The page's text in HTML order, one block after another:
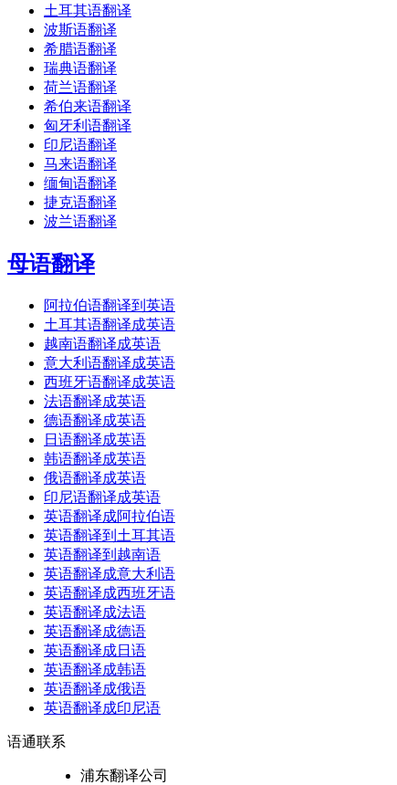
土耳其语翻译
波斯语翻译
希腊语翻译
瑞典语翻译
荷兰语翻译
希伯来语翻译
匈牙利语翻译
印尼语翻译
马来语翻译
缅甸语翻译
捷克语翻译
波兰语翻译
母语翻译
阿拉伯语翻译到英语
土耳其语翻译成英语
越南语翻译成英语
意大利语翻译成英语
西班牙语翻译成英语
法语翻译成英语
德语翻译成英语
日语翻译成英语
韩语翻译成英语
俄语翻译成英语
印尼语翻译成英语
英语翻译成阿拉伯语
英语翻译到土耳其语
英语翻译到越南语
英语翻译成意大利语
英语翻译成西班牙语
英语翻译成法语
英语翻译成德语
英语翻译成日语
英语翻译成韩语
英语翻译成俄语
英语翻译成印尼语
语通联系
浦东翻译公司